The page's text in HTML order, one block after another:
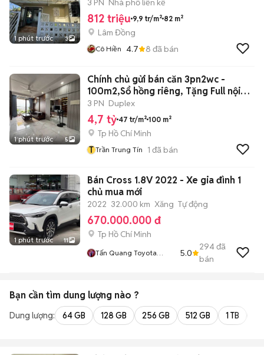
1 phút trước 3
3 PN Nhà phố liền kề
812 triệu 9,9 tr/m² 82 m²
Lâm Đồng
Cô Hiền 4.7 8 đã bán
1 phút trước 5
Chính chủ gửi bán căn 3pn2wc -
100m2,Sổ hồng riêng, Tặng Full nội
thất
3 PN Duplex
4,7 tỷ 47 tr/m² 100 m²
Tp Hồ Chí Minh
T Trần Trung Tín 1 đã bán
1 phút trước 11
Bán Cross 1.8V 2022 - Xe gia đình 1
chủ mua mới
2022 32.000 km Xăng Tự động
670.000.000 đ
Tp Hồ Chí Minh
Tấn Quang Toyota
5.0
294đã
bán
Bạn cần tìm dung lượng nào ?
Dung lượng: 64 GB 128 GB 256 GB 512 GB 1 TB